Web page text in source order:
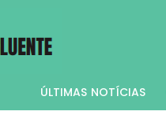
ÚLTIMAS NOTÍCIAS